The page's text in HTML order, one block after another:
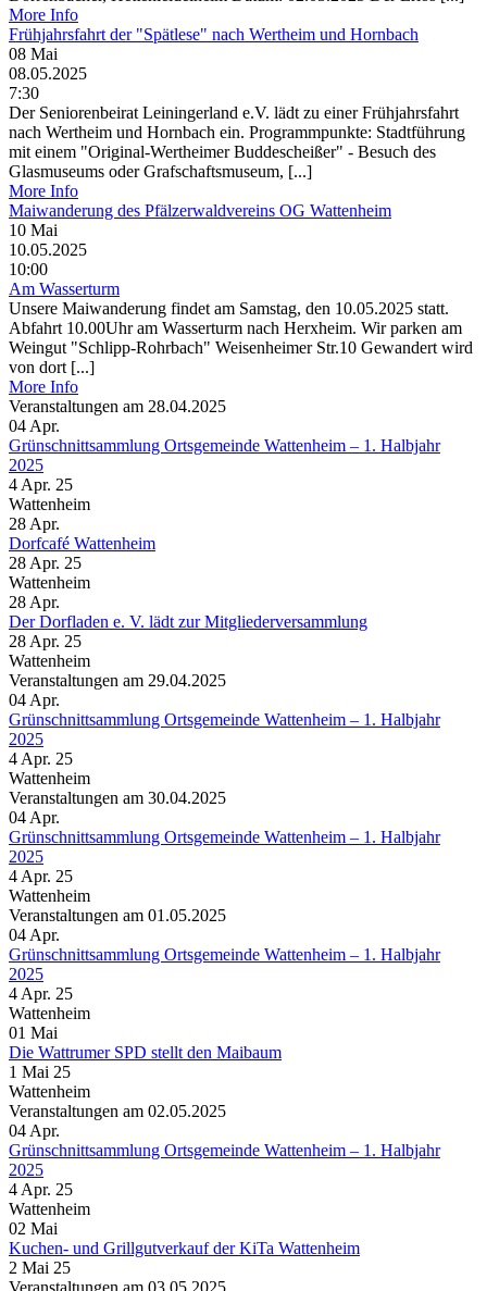
More Info
Frühjahrsfahrt der "Spätlese" nach Wertheim und Hornbach
08 Mai
08.05.2025
7:30
Der Seniorenbeirat Leiningerland e.V. lädt zu einer Frühjahrsfahrt
nach Wertheim und Hornbach ein. Programmpunkte: Stadtführung
mit einem "Original-Wertheimer Buddescheißer" - Besuch des
Glasmuseums oder Grafschaftsmuseum, [...]
More Info
Maiwanderung des Pfälzerwaldvereins OG Wattenheim
10 Mai
10.05.2025
10:00
Am Wasserturm
Unsere Maiwanderung findet am Samstag, den 10.05.2025 statt.
Abfahrt 10.00Uhr am Wasserturm nach Herxheim. Wir parken am
Weingut "Schlipp-Rohrbach" Weisenheimer Str.10 Gewandert wird
von dort [...]
More Info
Veranstaltungen am 28.04.2025
04 Apr.
Grünschnittsammlung Ortsgemeinde Wattenheim – 1. Halbjahr
2025
4 Apr. 25
Wattenheim
28 Apr.
Dorfcafé Wattenheim
28 Apr. 25
Wattenheim
28 Apr.
Der Dorfladen e. V. lädt zur Mitgliederversammlung
28 Apr. 25
Wattenheim
Veranstaltungen am 29.04.2025
04 Apr.
Grünschnittsammlung Ortsgemeinde Wattenheim – 1. Halbjahr
2025
4 Apr. 25
Wattenheim
Veranstaltungen am 30.04.2025
04 Apr.
Grünschnittsammlung Ortsgemeinde Wattenheim – 1. Halbjahr
2025
4 Apr. 25
Wattenheim
Veranstaltungen am 01.05.2025
04 Apr.
Grünschnittsammlung Ortsgemeinde Wattenheim – 1. Halbjahr
2025
4 Apr. 25
Wattenheim
01 Mai
Die Wattrumer SPD stellt den Maibaum
1 Mai 25
Wattenheim
Veranstaltungen am 02.05.2025
04 Apr.
Grünschnittsammlung Ortsgemeinde Wattenheim – 1. Halbjahr
2025
4 Apr. 25
Wattenheim
02 Mai
Kuchen- und Grillgutverkauf der KiTa Wattenheim
2 Mai 25
Veranstaltungen am 03.05.2025